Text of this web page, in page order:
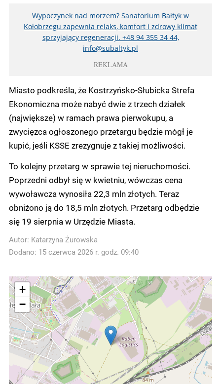
Wypoczynek nad morzem? Sanatorium Bałtyk w
Kołobrzegu zapewnia relaks, komfort i zdrowy klimat
sprzyjający regeneracji. +48 94 355 34 44,
info@subaltyk.pl
REKLAMA
Miasto podkreśla, że Kostrzyńsko-Słubicka Strefa
Ekonomiczna może nabyć dwie z trzech działek
(największe) w ramach prawa pierwokupu, a
zwycięzca ogłoszonego przetargu będzie mógł je
kupić, jeśli KSSE zrezygnuje z takiej możliwości.
To kolejny przetarg w sprawie tej nieruchomości.
Poprzedni odbył się w kwietniu, wówczas cena
wywoławcza wynosiła 22,3 mln złotych. Teraz
obniżono ją do 18,5 mln złotych. Przetarg odbędzie
się 19 sierpnia w Urzędzie Miasta.
Autor: Katarzyna Żurowska
Dodano: 15 czerwca 2026 r. godz. 09:40
+
−